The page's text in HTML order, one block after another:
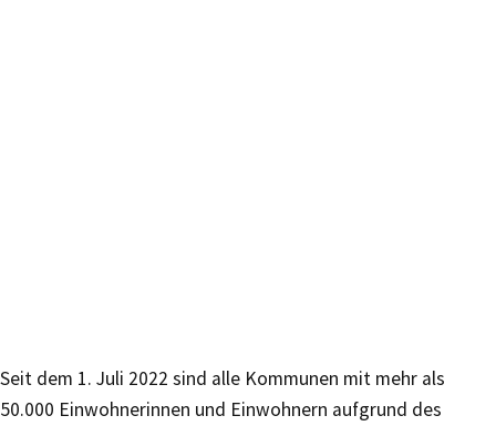
Seit dem 1. Juli 2022 sind alle Kommunen mit mehr als
50.000 Einwohnerinnen und Einwohnern aufgrund des